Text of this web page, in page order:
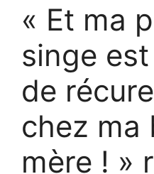
« Et ma
singe
de
chez ma
mère ! »